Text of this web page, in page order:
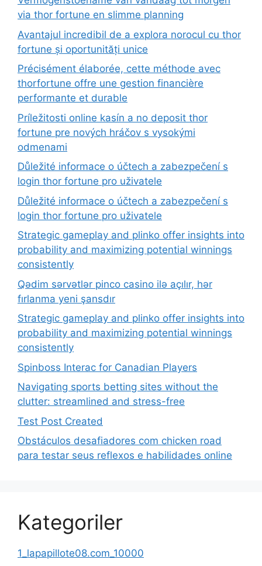
via thor fortune en slimme planning
Avantajul incredibil de a explora norocul cu thor
fortune și oportunități unice
Précisément élaborée, cette méthode avec
thorfortune offre une gestion financière
performante et durable
Príležitosti online kasín a no deposit thor
fortune pre nových hráčov s vysokými
odmenami
Důležité informace o účtech a zabezpečení s
login thor fortune pro uživatele
Důležité informace o účtech a zabezpečení s
login thor fortune pro uživatele
Strategic gameplay and plinko offer insights into
probability and maximizing potential winnings
consistently
Qədim sərvətlər pinco casino ilə açılır, hər
fırlanma yeni şansdır
Strategic gameplay and plinko offer insights into
probability and maximizing potential winnings
consistently
Spinboss Interac for Canadian Players
Navigating sports betting sites without the
clutter: streamlined and stress-free
Test Post Created
Obstáculos desafiadores com chicken road
para testar seus reflexos e habilidades online
Kategoriler
1_lapapillote08.com_10000